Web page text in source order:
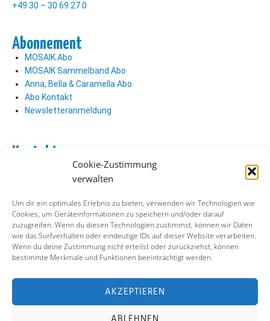
Cookie-Zustimmung
verwalten
Um dir ein optimales Erlebnis zu bieten, verwenden wir Technologien wie
Cookies, um Geräteinformationen zu speichern und/oder darauf
zuzugreifen. Wenn du diesen Technologien zustimmst, können wir Daten
wie das Surfverhalten oder eindeutige IDs auf dieser Website verarbeiten.
Wenn du deine Zustimmung nicht erteilst oder zurückziehst, können
bestimmte Merkmale und Funktionen beeinträchtigt werden.
AKZEPTIEREN
+49 30 – 30 69 27 0
Abonnement
MOSAIK Abo
MOSAIK Sammelband Abo
Anna, Bella & Caramella Abo
Abo Kontakt
Newsletteranmeldung
Kontakt
Verlag Kontakt
Soziale Medien
Facebook
Instagram